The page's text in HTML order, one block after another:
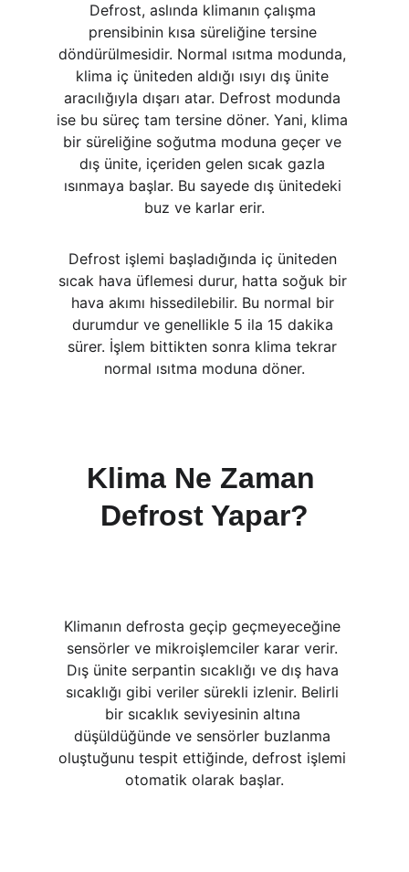
Defrost, aslında klimanın çalışma
prensibinin kısa süreliğine tersine
döndürülmesidir. Normal ısıtma modunda,
klima iç üniteden aldığı ısıyı dış ünite
aracılığıyla dışarı atar. Defrost modunda
ise bu süreç tam tersine döner. Yani, klima
bir süreliğine soğutma moduna geçer ve
dış ünite, içeriden gelen sıcak gazla
ısınmaya başlar. Bu sayede dış ünitedeki
buz ve karlar erir.
Defrost işlemi başladığında iç üniteden
sıcak hava üflemesi durur, hatta soğuk bir
hava akımı hissedilebilir. Bu normal bir
durumdur ve genellikle 5 ila 15 dakika
sürer. İşlem bittikten sonra klima tekrar
normal ısıtma moduna döner.
Klima Ne Zaman
Defrost Yapar?
Klimanın defrosta geçip geçmeyeceğine
sensörler ve mikroişlemciler karar verir.
Dış ünite serpantin sıcaklığı ve dış hava
sıcaklığı gibi veriler sürekli izlenir. Belirli
bir sıcaklık seviyesinin altına
düşüldüğünde ve sensörler buzlanma
oluştuğunu tespit ettiğinde, defrost işlemi
otomatik olarak başlar.